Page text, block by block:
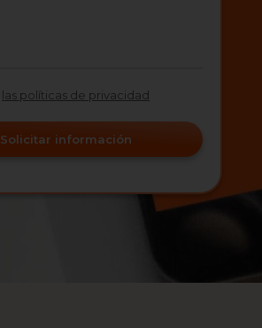
las políticas de privacidad
Solicitar información